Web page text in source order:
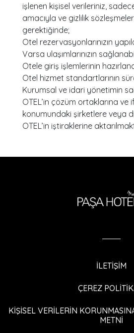
işlenen kişisel verileriniz,
amacıyla ve gizlilik
gerektiğinde;
Otel rezervasyonlarınızın
Varsa ulaşımlarınızın
Otele giriş işlemlerinin
Otel hizmet standartlarının
Kurumsal ve idari yönetimin
OTEL’in çözüm ortaklarına ve
konumundaki şirketlere veya
OTEL’in iştiraklerine
İLETİŞİM
ÇEREZ
KİŞİSEL VERİLERİN
METNİ